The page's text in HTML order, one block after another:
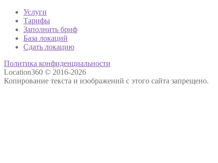
Услуги
Тарифы
Заполнить бриф
База локаций
Сдать локацию
Политика конфиденциальности
Location360 © 2016-2026
Копирование текста и изображений с этого сайта запрещено.